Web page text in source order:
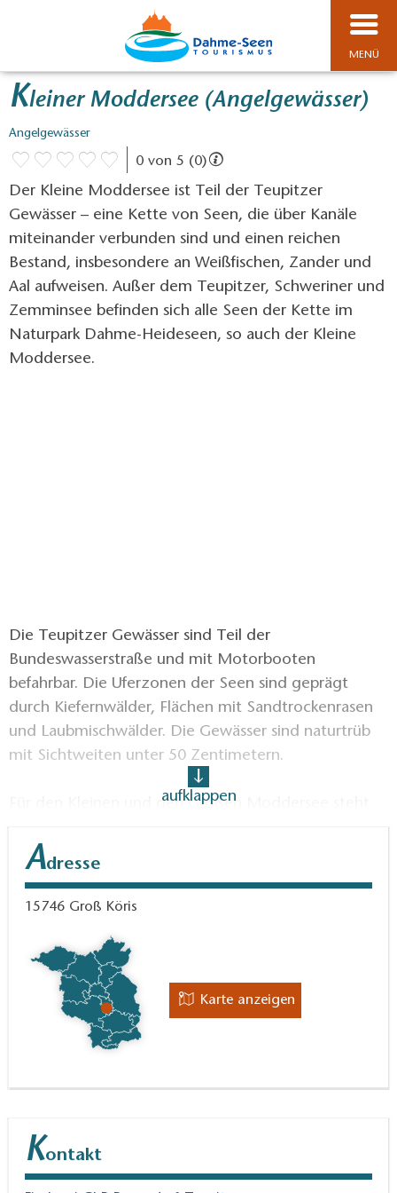
MENÜ
Kleiner Moddersee (Angelgewässer)
Angelgewässer
0 von 5 (0)
Der Kleine Moddersee ist Teil der Teupitzer
Gewässer – eine Kette von Seen, die über Kanäle
miteinander verbunden sind und einen reichen
Bestand, insbesondere an Weißfischen, Zander und
Aal aufweisen. Außer dem Teupitzer, Schweriner und
Zemminsee befinden sich alle Seen der Kette im
Naturpark Dahme-Heideseen, so auch der Kleine
Moddersee.
Die Teupitzer Gewässer sind Teil der
Bundeswasserstraße und mit Motorbooten
befahrbar. Die Uferzonen der Seen sind geprägt
durch Kiefernwälder, Flächen mit Sandtrockenrasen
und Laubmischwälder. Die Gewässer sind naturtrüb
mit Sichtweiten unter 50 Zentimetern.
Für den Kleinen und den Großen Moddersee steht
Verfügung.
Fakten zum Gewässer:
Fischarten:
Besonders guter Bestand an Zander,
Aal und Weißfischen. Ebenso zu fangen sind Hecht,
Blei, Karpfen, Wels.
Pächter / Betreiber
Fischerei Rangsdorf-Teupitz, Am Strand 5, 15834
aufklappen
Adresse
15746 Groß Köris
Karte anzeigen
Kontakt